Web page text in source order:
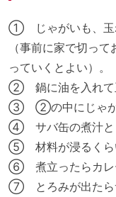
① じゃがいも、玉
（事前に家で切っ
っていくとよい）。
② 鍋に油を入れて
③ ②の中にじゃがい
④ サバ缶の煮汁と
⑤ 材料が浸るくら
⑥ 煮立ったらカレ
⑦ とろみが出たら